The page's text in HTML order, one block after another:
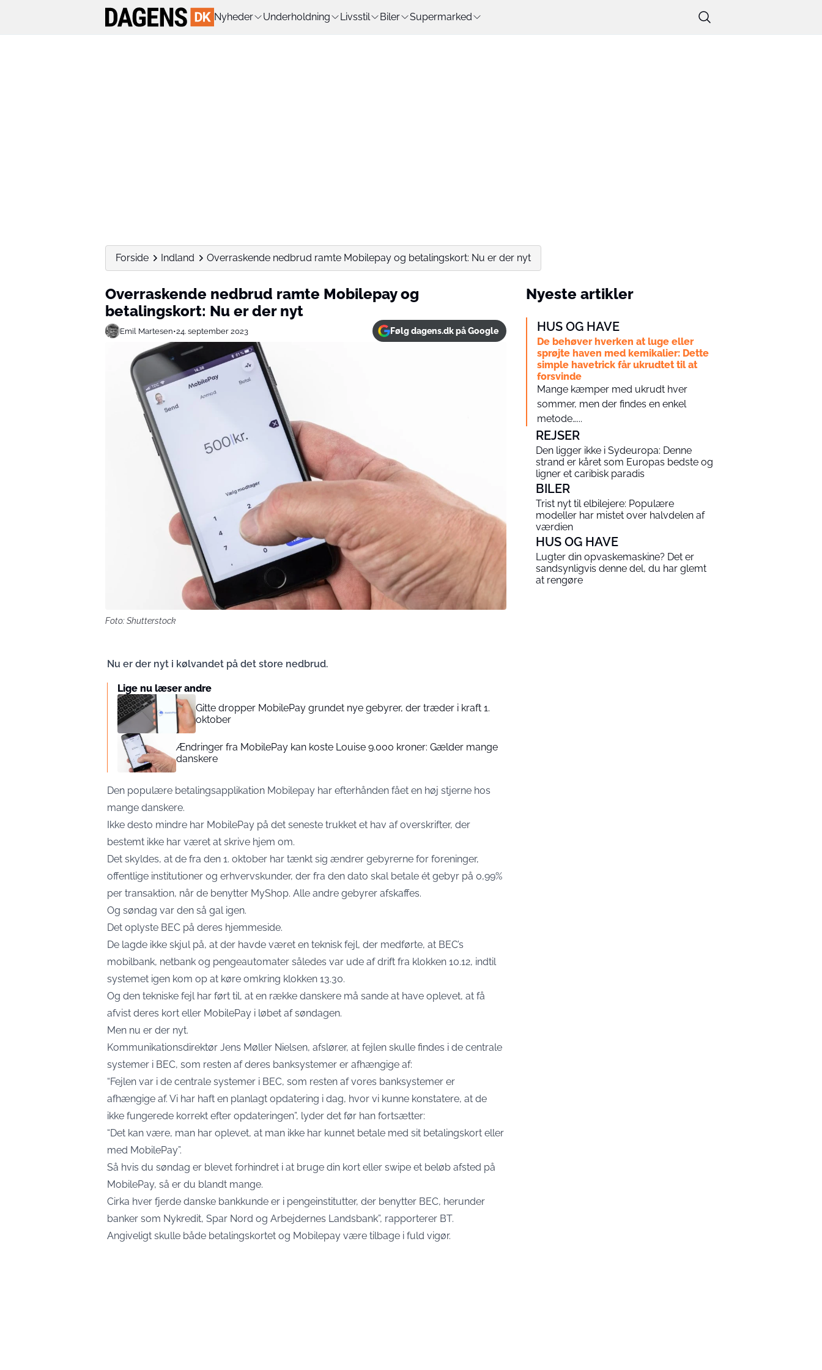
Nyheder Underholdning Livsstil Biler Supermarked
Forside Indland Overraskende nedbrud ramte Mobilepay og betalingskort: Nu er der nyt
Overraskende nedbrud ramte Mobilepay og
betalingskort: Nu er der nyt
Emil Martesen•24. september 2023 Følg dagens.dk på Google
Foto: Shutterstock
Nu er der nyt i kølvandet på det store nedbrud.
Lige nu læser andre
Gitte dropper MobilePay grundet nye gebyrer, der træder i kraft 1.
oktober
Ændringer fra MobilePay kan koste Louise 9.000 kroner: Gælder mange
danskere
Den populære betalingsapplikation Mobilepay har efterhånden fået en høj stjerne hos
mange danskere.
Ikke desto mindre har MobilePay på det seneste trukket et hav af overskrifter, der
bestemt ikke har været at skrive hjem om.
Det skyldes, at de fra den 1. oktober har tænkt sig ændrer gebyrerne for foreninger,
offentlige institutioner og erhvervskunder, der fra den dato skal betale ét gebyr på 0,99%
per transaktion, når de benytter MyShop. Alle andre gebyrer afskaffes.
Og søndag var den så gal igen.
Det oplyste BEC på deres hjemmeside.
De lagde ikke skjul på, at der havde været en teknisk fejl, der medførte, at BEC’s
mobilbank, netbank og pengeautomater således var ude af drift fra klokken 10.12, indtil
systemet igen kom op at køre omkring klokken 13.30.
Og den tekniske fejl har ført til, at en række danskere må sande at have oplevet, at få
afvist deres kort eller MobilePay i løbet af søndagen.
Men nu er der nyt.
Kommunikationsdirektør Jens Møller Nielsen, afslører, at fejlen skulle findes i de centrale
systemer i BEC, som resten af deres banksystemer er afhængige af:
“Fejlen var i de centrale systemer i BEC, som resten af vores banksystemer er
afhængige af. Vi har haft en planlagt opdatering i dag, hvor vi kunne konstatere, at de
ikke fungerede korrekt efter opdateringen”, lyder det før han fortsætter:
“Det kan være, man har oplevet, at man ikke har kunnet betale med sit betalingskort eller
med MobilePay”.
Så hvis du søndag er blevet forhindret i at bruge din kort eller swipe et beløb afsted på
MobilePay, så er du blandt mange.
Cirka hver fjerde danske bankkunde er i pengeinstitutter, der benytter BEC, herunder
banker som Nykredit, Spar Nord og Arbejdernes Landsbank”, rapporterer BT.
Angiveligt skulle både betalingskortet og Mobilepay være tilbage i fuld vigør.
Nyeste artikler
HUS OG HAVE
De behøver hverken at luge eller
sprøjte haven med kemikalier: Dette
simple havetrick får ukrudtet til at
forsvinde
Mange kæmper med ukrudt hver
sommer, men der findes en enkel
metode…...
REJSER
Den ligger ikke i Sydeuropa: Denne
strand er kåret som Europas bedste og
ligner et caribisk paradis
BILER
Trist nyt til elbilejere: Populære
modeller har mistet over halvdelen af
værdien
HUS OG HAVE
Lugter din opvaskemaskine? Det er
sandsynligvis denne del, du har glemt
at rengøre